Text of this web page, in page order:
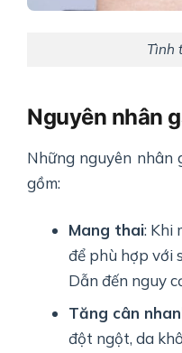
Tình
Nguyên nhân
Những nguyên nhân
gồm:
Mang thai: Khi
để phù hợp với
Dẫn đến nguy
Tăng cân
đột ngột, da